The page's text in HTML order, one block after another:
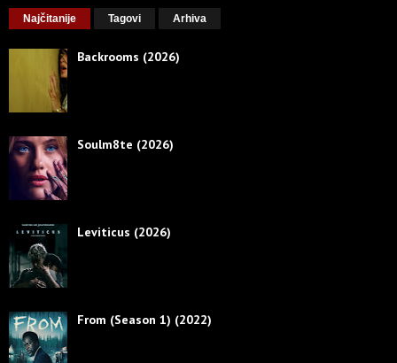
Najčitanije Tagovi Arhiva
Backrooms (2026)
Soulm8te (2026)
Leviticus (2026)
From (Season 1) (2022)